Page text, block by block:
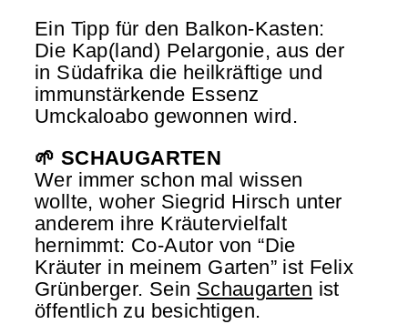
Ein Tipp für den Balkon-Kasten:
Die Kap(land) Pelargonie, aus der
in Südafrika die heilkräftige und
immunstärkende Essenz
Umckaloabo gewonnen wird.
🌱 SCHAUGARTEN
Wer immer schon mal wissen
wollte, woher Siegrid Hirsch unter
anderem ihre Kräutervielfalt
hernimmt: Co-Autor von “Die
Kräuter in meinem Garten” ist Felix
Grünberger. Sein Schaugarten ist
öffentlich zu besichtigen.